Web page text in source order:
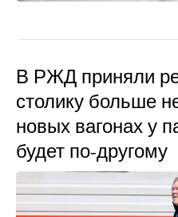
В РЖД приняли
столику больше
новых вагонах у
будет по-другому